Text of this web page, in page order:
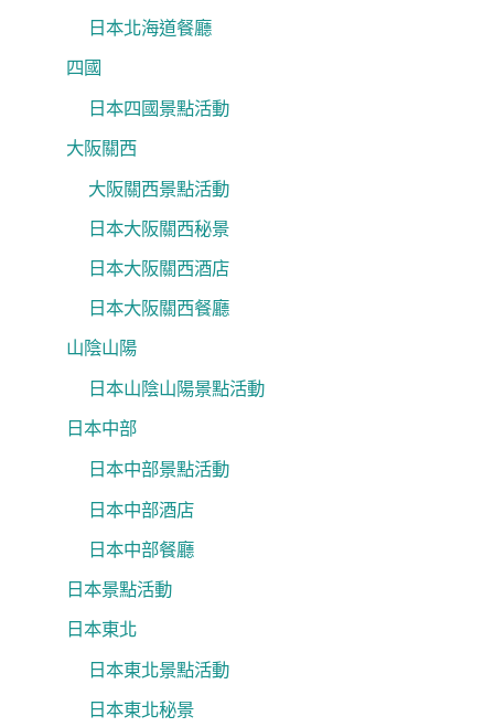
日本北海道餐廳
四國
日本四國景點活動
大阪關西
大阪關西景點活動
日本大阪關西秘景
日本大阪關西酒店
日本大阪關西餐廳
山陰山陽
日本山陰山陽景點活動
日本中部
日本中部景點活動
日本中部酒店
日本中部餐廳
日本景點活動
日本東北
日本東北景點活動
日本東北秘景